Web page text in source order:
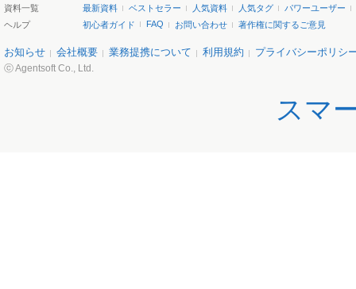
資料一覧
最新資料 ベストセラー 人気資料 人気タグ
パワーユーザー
ヘルプ
初心者ガイド FAQ お問い合わせ 著作権に関するご意見
お知らせ 会社概要 業務提携について 利用規約 プライバシーポリシ
ⓒ Agentsoft Co., Ltd.
スマ